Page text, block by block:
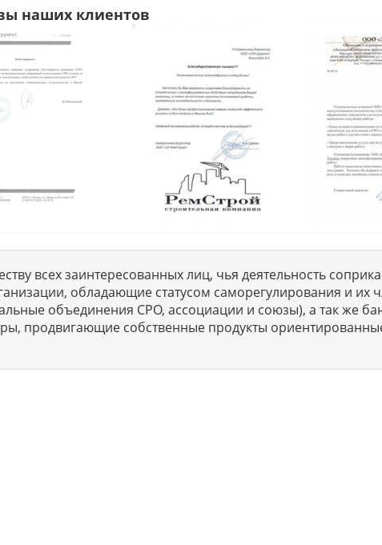
наших клиентов
всех заинтересованных лиц, чья деятельность
обладающие статусом саморегулирования и их
объединения СРО, ассоциации и союзы), а так же
продвигающие собственные продукты